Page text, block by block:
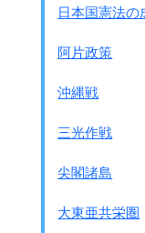
数百人規模の虐殺
名・・・・｣
＊3月6日 ピ
この中隊の陣中日
たった1つの中隊だ
現地にある慰霊碑
日本国憲法の
阿片政策
沖縄戦
三光作戦
尖閣諸島
大東亜共栄圏